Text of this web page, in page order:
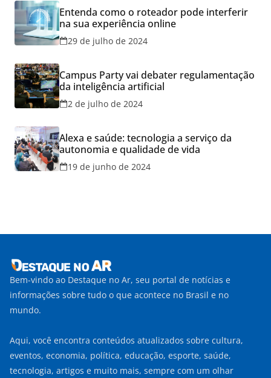
Entenda como o roteador pode interferir
na sua experiência online
29 de julho de 2024
Campus Party vai debater regulamentação
da inteligência artificial
2 de julho de 2024
Alexa e saúde: tecnologia a serviço da
autonomia e qualidade de vida
19 de junho de 2024
Bem-vindo ao Destaque no Ar, seu portal de notícias e
informações sobre tudo o que acontece no Brasil e no
mundo.
Aqui, você encontra conteúdos atualizados sobre cultura,
eventos, economia, política, educação, esporte, saúde,
tecnologia, artigos e muito mais, sempre com um olhar